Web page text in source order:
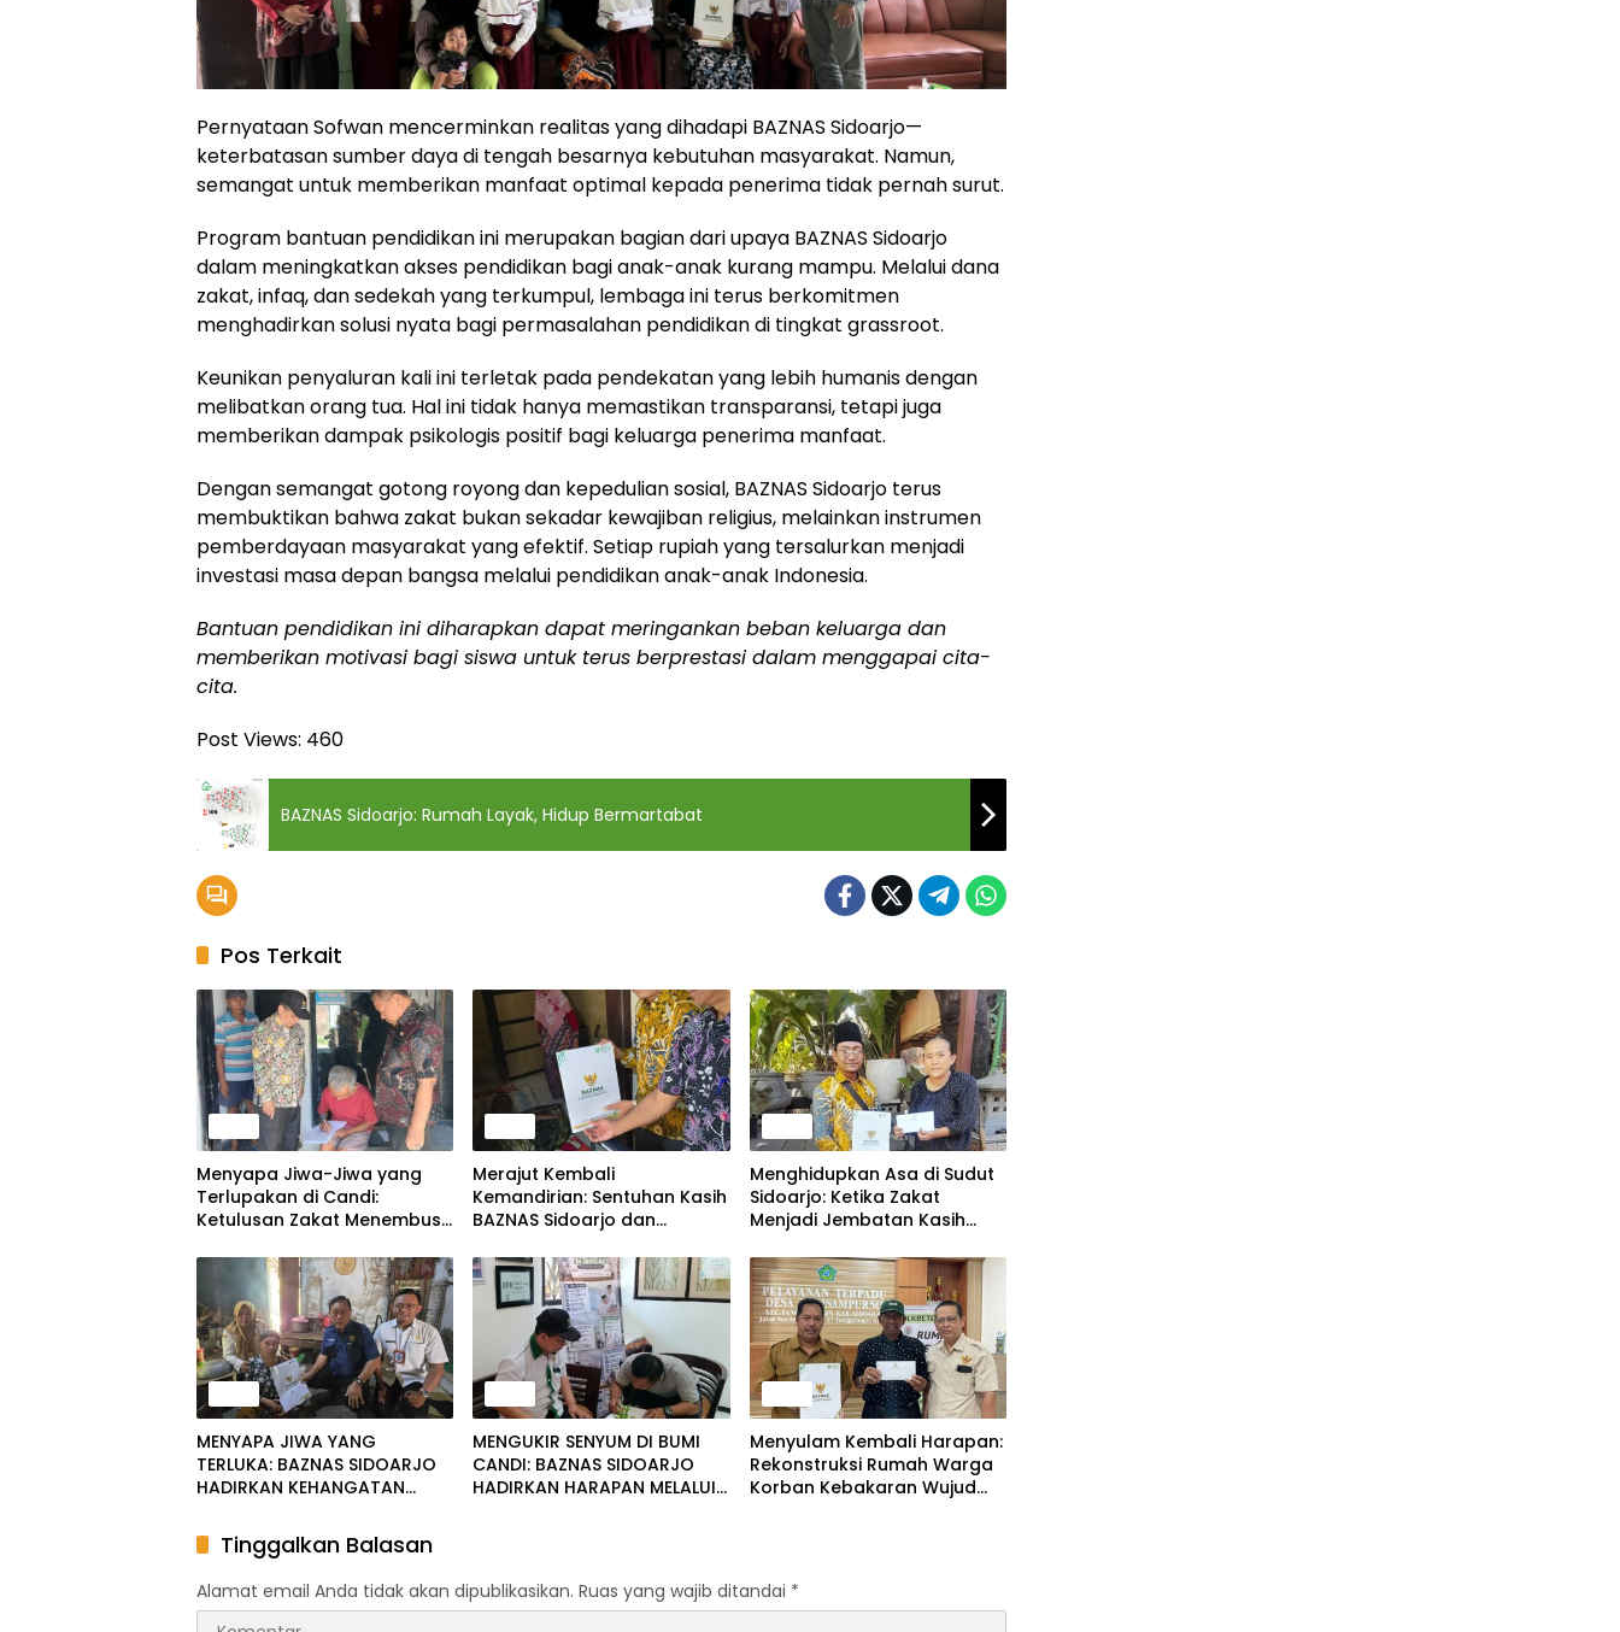
Pernyataan Sofwan mencerminkan realitas yang dihadapi BAZNAS Sidoarjo—
keterbatasan sumber daya di tengah besarnya kebutuhan masyarakat. Namun,
semangat untuk memberikan manfaat optimal kepada penerima tidak pernah surut.
Program bantuan pendidikan ini merupakan bagian dari upaya BAZNAS Sidoarjo
dalam meningkatkan akses pendidikan bagi anak-anak kurang mampu. Melalui dana
zakat, infaq, dan sedekah yang terkumpul, lembaga ini terus berkomitmen
menghadirkan solusi nyata bagi permasalahan pendidikan di tingkat grassroot.
Keunikan penyaluran kali ini terletak pada pendekatan yang lebih humanis dengan
melibatkan orang tua. Hal ini tidak hanya memastikan transparansi, tetapi juga
memberikan dampak psikologis positif bagi keluarga penerima manfaat.
Dengan semangat gotong royong dan kepedulian sosial, BAZNAS Sidoarjo terus
membuktikan bahwa zakat bukan sekadar kewajiban religius, melainkan instrumen
pemberdayaan masyarakat yang efektif. Setiap rupiah yang tersalurkan menjadi
investasi masa depan bangsa melalui pendidikan anak-anak Indonesia.
Bantuan pendidikan ini diharapkan dapat meringankan beban keluarga dan
memberikan motivasi bagi siswa untuk terus berprestasi dalam menggapai cita-
cita.
Post Views: 460
BAZNAS Sidoarjo: Rumah Layak, Hidup Bermartabat
Pos Terkait
Menyapa Jiwa-Jiwa yang
Terlupakan di Candi:
Ketulusan Zakat Menembus
dan Warga Sakit Menahun
Merajut Kembali
Kemandirian: Sentuhan Kasih
BAZNAS Sidoarjo dan
Baru Lewat Mobilitas yang
Merdeka
Menghidupkan Asa di Sudut
Sidoarjo: Ketika Zakat
Menjadi Jembatan Kasih
Martabat Kemanusiaan
MENYAPA JIWA YANG
TERLUKA: BAZNAS SIDOARJO
HADIRKAN KEHANGATAN
SD MUHAMMADIYAH 11
RANDEGAN
MENGUKIR SENYUM DI BUMI
CANDI: BAZNAS SIDOARJO
HADIRKAN HARAPAN MELALUI
Menyulam Kembali Harapan:
Rekonstruksi Rumah Warga
Korban Kebakaran Wujud
Tinggalkan Balasan
Alamat email Anda tidak akan dipublikasikan. Ruas yang wajib ditandai *